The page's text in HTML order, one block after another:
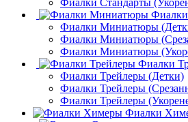
Фиалки Миниатюры
Фиалки Миниатюры
Фиалки Миниатюры
Фиалки
Фиалки Трейлеры (Детки)
Фиалки Трейлеры
Фиалки Трейлеры
Фиалки